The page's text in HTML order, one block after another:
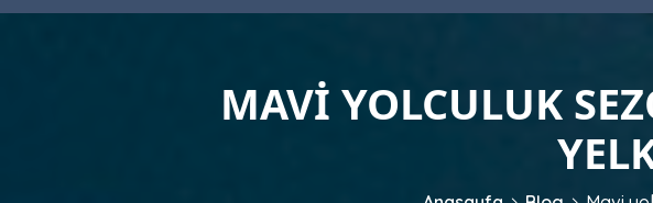
MAVI YOLCULUK